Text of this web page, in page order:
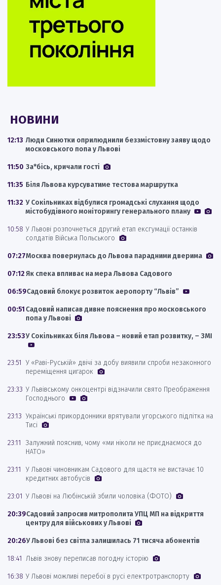
НОВИНИ
12:13 Люди Синютки оприлюднили беззмістовну заяву щодо
московського попа у Львові
11:50 За*бісь, кричали гості
11:35 Біля Львова курсуватиме тестова маршрутка
11:32 У Сокільниках відбулися громадські слухання щодо
містобудівного моніторингу генерального плану
10:58 У Львові розпочнеться другий етап ексгумації останків
солдатів Війська Польського
07:27Москва повернулась до Львова парадними дверима
07:12Як спека впливає на мера Львова Садового
06:59Садовий блокує розвиток аеропорту “Львів”
00:51 Садовий написав дивне пояснення про московського
попа у Львові
23:53У Сокільниках біля Львова – новий етап розвитку, – ЗМІ
23:51 У «Раві-Руській» двічі за добу виявили спроби незаконного
переміщення цигарок
23:33 У Львівському онкоцентрі відзначили свято Преображення
Господнього
23:13 Українські прикордонники врятували угорського підлітка на
Тисі
23:11
Залужний пояснив, чому «ми ніколи не приєднаємося до
НАТО»
23:11
У Львові чиновникам Садового для щастя не вистачає 10
кредитних автобусів
23:01 У Львові на Любінській збили чоловіка (ФОТО)
20:39Садовий запросив митрополита УПЦ МП на відкриття
центру для військових у Львові
20:26У Львові без світла залишилась 71 тисяча абонентів
18:41 Львів знову переписав погодну історію
16:38 У Львові можливі перебої в русі електротранспорту